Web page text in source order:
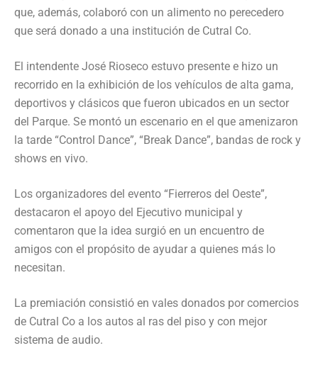
que, además, colaboró con un alimento no perecedero
que será donado a una institución de Cutral Co.
El intendente José Rioseco estuvo presente e hizo un
recorrido en la exhibición de los vehículos de alta gama,
deportivos y clásicos que fueron ubicados en un sector
del Parque. Se montó un escenario en el que amenizaron
la tarde “Control Dance”, “Break Dance”, bandas de rock y
shows en vivo.
Los organizadores del evento “Fierreros del Oeste”,
destacaron el apoyo del Ejecutivo municipal y
comentaron que la idea surgió en un encuentro de
amigos con el propósito de ayudar a quienes más lo
necesitan.
La premiación consistió en vales donados por comercios
de Cutral Co a los autos al ras del piso y con mejor
sistema de audio.